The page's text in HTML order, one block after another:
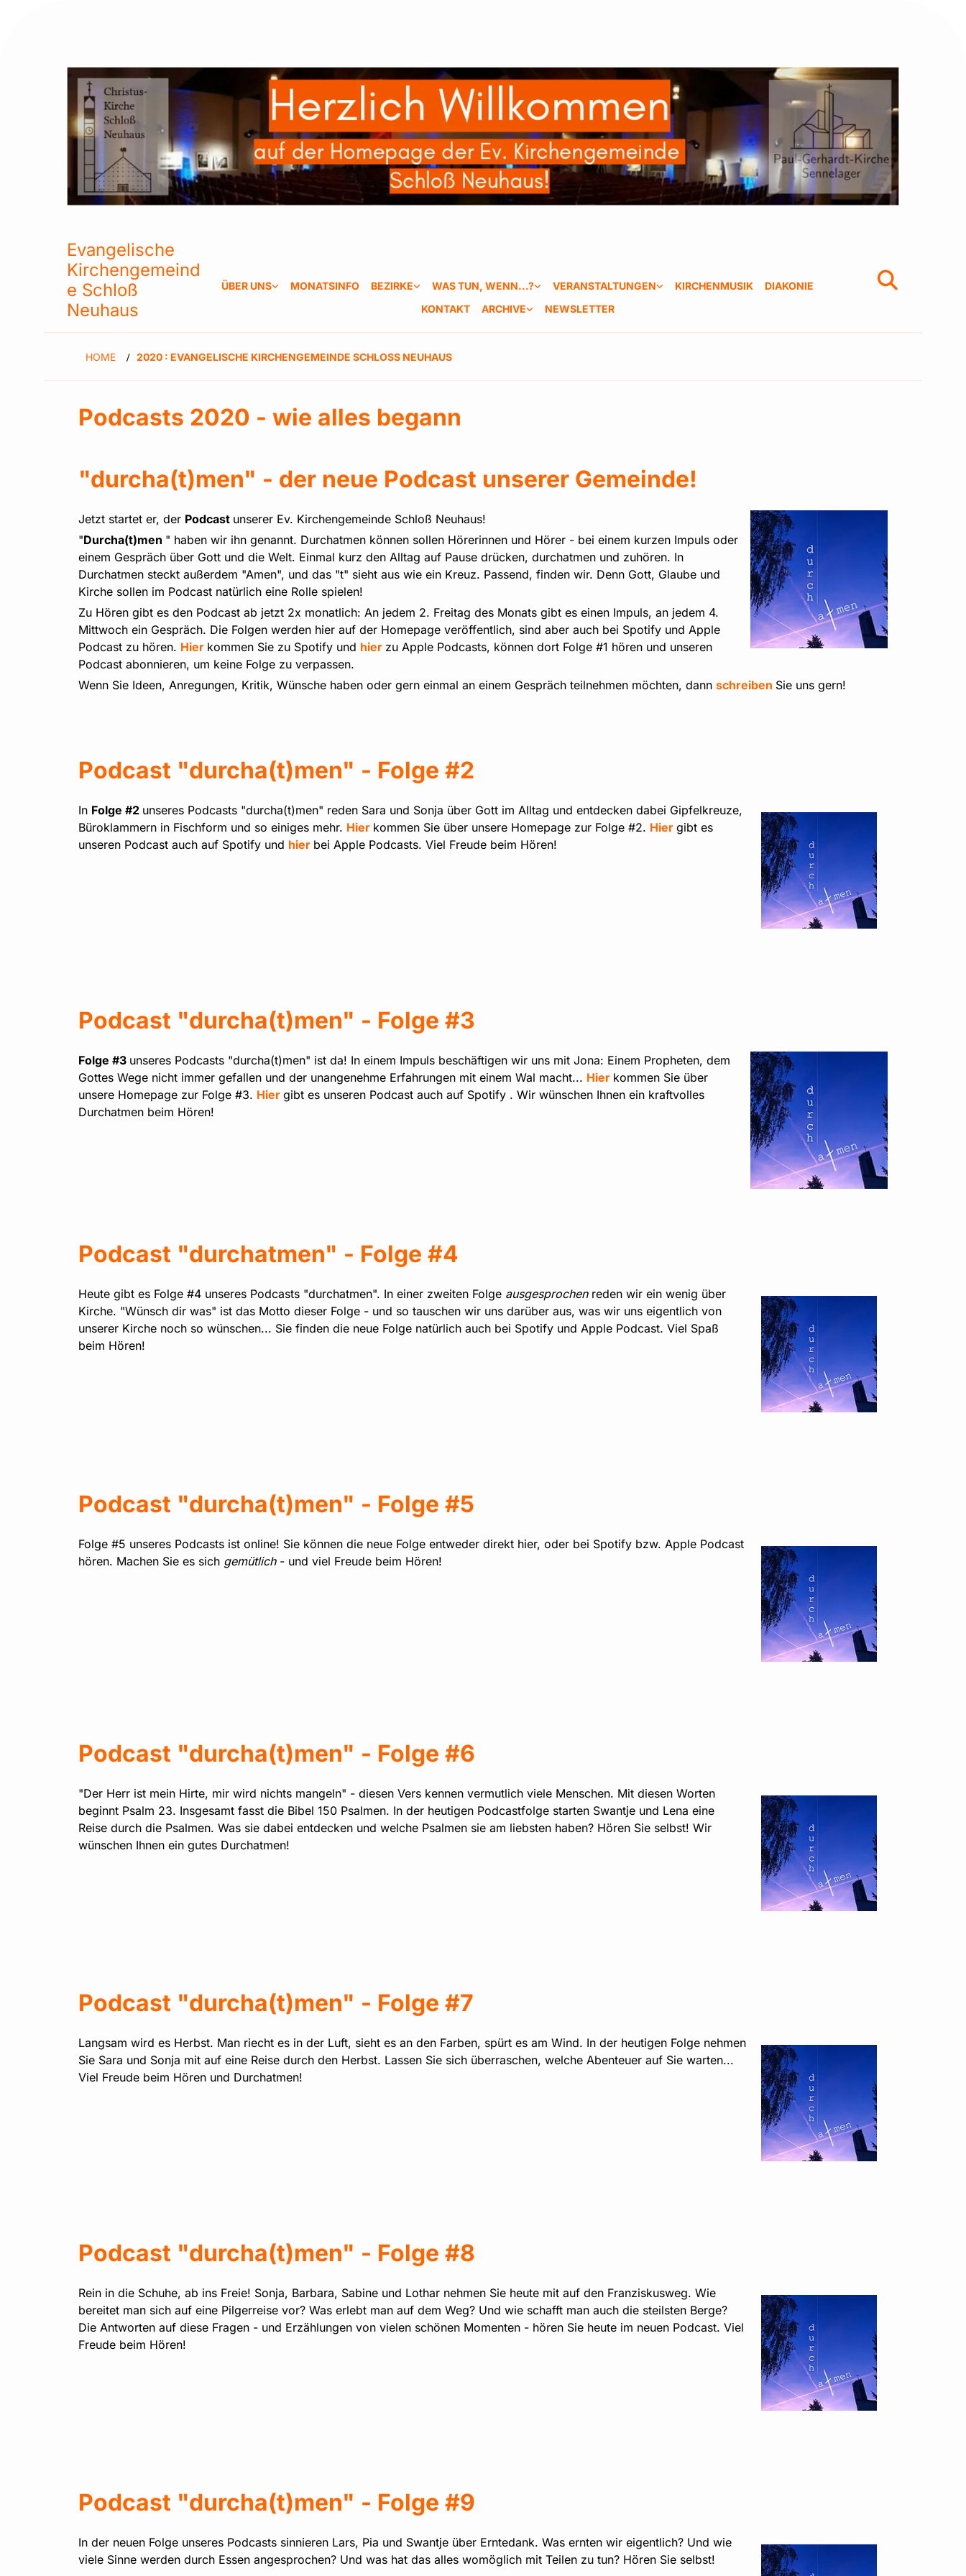
Evangelische
Kirchengemeind
e Schloß
Neuhaus
ÜBER UNS MONATSINFO BEZIRKE WAS TUN, WENN...? VERANSTALTUNGEN KIRCHENMUSIK
DIAKONIE
KONTAKT
ARCHIVE NEWSLETTER
HOME / 2020 : EVANGELISCHE KIRCHENGEMEINDE SCHLOSS NEUHAUS
Podcasts 2020 - wie alles begann
"durcha(t)men" - der neue Podcast unserer Gemeinde!
Jetzt startet er, der Podcast unserer Ev. Kirchengemeinde Schloß Neuhaus!
"Durcha(t)men " haben wir ihn genannt. Durchatmen können sollen Hörerinnen und Hörer - bei einem kurzen Impuls oder
einem Gespräch über Gott und die Welt. Einmal kurz den Alltag auf Pause drücken, durchatmen und zuhören. In
Durchatmen steckt außerdem "Amen", und das "t" sieht aus wie ein Kreuz. Passend, finden wir. Denn Gott, Glaube und
Kirche sollen im Podcast natürlich eine Rolle spielen!
Zu Hören gibt es den Podcast ab jetzt 2x monatlich: An jedem 2. Freitag des Monats gibt es einen Impuls, an jedem 4.
Mittwoch ein Gespräch. Die Folgen werden hier auf der Homepage veröffentlich, sind aber auch bei Spotify und Apple
Podcast zu hören. Hier kommen Sie zu Spotify und hier zu Apple Podcasts, können dort Folge #1 hören und unseren
Podcast abonnieren, um keine Folge zu verpassen.
Wenn Sie Ideen, Anregungen, Kritik, Wünsche haben oder gern einmal an einem Gespräch teilnehmen möchten, dann schreiben Sie uns gern!
Podcast "durcha(t)men" - Folge #2
In Folge #2 unseres Podcasts "durcha(t)men" reden Sara und Sonja über Gott im Alltag und entdecken dabei Gipfelkreuze,
Büroklammern in Fischform und so einiges mehr. Hier kommen Sie über unsere Homepage zur Folge #2. Hier gibt es
unseren Podcast auch auf Spotify und hier bei Apple Podcasts. Viel Freude beim Hören!
Podcast "durcha(t)men" - Folge #3
Folge #3 unseres Podcasts "durcha(t)men" ist da! In einem Impuls beschäftigen wir uns mit Jona: Einem Propheten, dem
Gottes Wege nicht immer gefallen und der unangenehme Erfahrungen mit einem Wal macht... Hier kommen Sie über
unsere Homepage zur Folge #3. Hier gibt es unseren Podcast auch auf Spotify . Wir wünschen Ihnen ein kraftvolles
Durchatmen beim Hören!
Podcast "durchatmen" - Folge #4
Heute gibt es Folge #4 unseres Podcasts "durchatmen". In einer zweiten Folge ausgesprochenreden wir ein wenig über
Kirche. "Wünsch dir was" ist das Motto dieser Folge - und so tauschen wir uns darüber aus, was wir uns eigentlich von
unserer Kirche noch so wünschen... Sie finden die neue Folge natürlich auch bei Spotify und Apple Podcast. Viel Spaß
beim Hören!
Podcast "durcha(t)men" - Folge #5
Folge #5 unseres Podcasts ist online! Sie können die neue Folge entweder direkt hier, oder bei Spotify bzw. Apple Podcast
hören. Machen Sie es sich gemütlich- und viel Freude beim Hören!
Podcast "durcha(t)men" - Folge #6
"Der Herr ist mein Hirte, mir wird nichts mangeln" - diesen Vers kennen vermutlich viele Menschen. Mit diesen Worten
beginnt Psalm 23. Insgesamt fasst die Bibel 150 Psalmen. In der heutigen Podcastfolge starten Swantje und Lena eine
Reise durch die Psalmen. Was sie dabei entdecken und welche Psalmen sie am liebsten haben? Hören Sie selbst! Wir
wünschen Ihnen ein gutes Durchatmen!
Podcast "durcha(t)men" - Folge #7
Langsam wird es Herbst. Man riecht es in der Luft, sieht es an den Farben, spürt es am Wind. In der heutigen Folge nehmen
Sie Sara und Sonja mit auf eine Reise durch den Herbst. Lassen Sie sich überraschen, welche Abenteuer auf Sie warten...
Viel Freude beim Hören und Durchatmen!
Podcast "durcha(t)men" - Folge #8
Rein in die Schuhe, ab ins Freie! Sonja, Barbara, Sabine und Lothar nehmen Sie heute mit auf den Franziskusweg. Wie
bereitet man sich auf eine Pilgerreise vor? Was erlebt man auf dem Weg? Und wie schafft man auch die steilsten Berge?
Die Antworten auf diese Fragen - und Erzählungen von vielen schönen Momenten - hören Sie heute im neuen Podcast. Viel
Freude beim Hören!
Podcast "durcha(t)men" - Folge #9
In der neuen Folge unseres Podcasts sinnieren Lars, Pia und Swantje über Erntedank. Was ernten wir eigentlich? Und wie
viele Sinne werden durch Essen angesprochen? Und was hat das alles womöglich mit Teilen zu tun? Hören Sie selbst!